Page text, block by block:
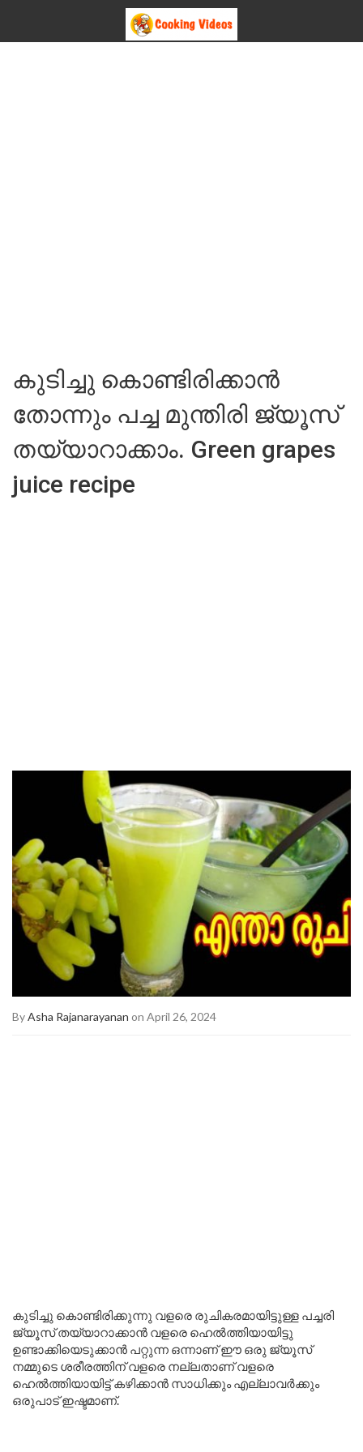
കുടിച്ചു കൊണ്ടിരിക്കാൻ
തോന്നും പച്ച മുന്തിരി ജ്യൂസ്
തയ്യാറാക്കാം. Green grapes
juice recipe
ByAsha Rajanarayanan on April 26, 2024
കുടിച്ചു കൊണ്ടിരിക്കുന്നു വളരെ രുചികരമായിട്ടുള്ള പച്ചരി
ജ്യൂസ് തയ്യാറാക്കാൻ വളരെ ഹെൽത്തിയായിട്ടു
ഉണ്ടാക്കിയെടുക്കാൻ പറ്റുന്ന ഒന്നാണ് ഈ ഒരു ജ്യൂസ്
നമ്മുടെ ശരീരത്തിന് വളരെ നല്ലതാണ് വളരെ
ഹെൽത്തിയായിട്ട് കഴിക്കാൻ സാധിക്കും എല്ലാവർക്കും
ഒരുപാട് ഇഷ്ടമാണ്.